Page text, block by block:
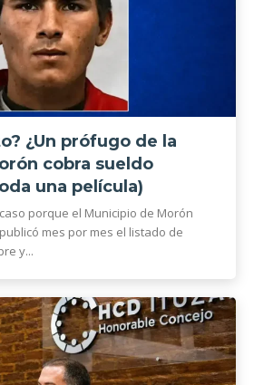
¿Un prófugo de la
cobra sueldo
una película)
porque el Municipio de Morón
mes por mes el listado de
y...